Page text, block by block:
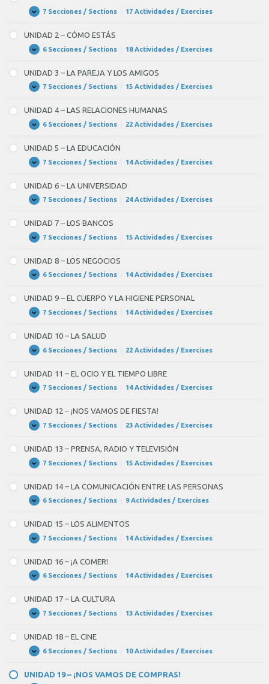
Expandir
UNIDAD
–
CÓMO
ERES
7 Secciones / Sections 17 Actividades / Exercises
UNIDAD 2 – CÓMO ESTÁS
Expandir
UNIDAD
–
CÓMO
ESTÁS
6 Secciones / Sections 18 Actividades / Exercises
UNIDAD 3 – LA PAREJA Y LOS AMIGOS
Expandir
UNIDAD
–
LA
PAREJA
Y
AMIGOS
7 Secciones / Sections 15 Actividades / Exercises
UNIDAD 4 – LAS RELACIONES HUMANAS
Expandir
UNIDAD
–
LAS
RELACIONES
HUMANAS
6 Secciones / Sections 22 Actividades / Exercises
UNIDAD 5 – LA EDUCACIÓN
Expandir
UNIDAD
–
LA
EDUCACIÓN
7 Secciones / Sections 14 Actividades / Exercises
UNIDAD 6 – LA UNIVERSIDAD
Expandir
UNIDAD
–
LA
UNIVERSIDAD
7 Secciones / Sections 24 Actividades / Exercises
UNIDAD 7 – LOS BANCOS
Expandir
UNIDAD
–
LOS
BANCOS
7 Secciones / Sections 15 Actividades / Exercises
UNIDAD 8 – LOS NEGOCIOS
Expandir
UNIDAD
–
LOS
NEGOCIOS
6 Secciones / Sections 14 Actividades / Exercises
UNIDAD 9 – EL CUERPO Y LA HIGIENE PERSONAL
Expandir
UNIDAD
–
EL
CUERPO
Y
HIGIENE
PERSONAL
7 Secciones / Sections 14 Actividades / Exercises
UNIDAD 10 – LA SALUD
Expandir
UNIDAD
–
LA
SALUD
6 Secciones / Sections 22 Actividades / Exercises
UNIDAD 11 – EL OCIO Y EL TIEMPO LIBRE
Expandir
UNIDAD
–
EL
OCIO
Y
TIEMPO
LIBRE
7 Secciones / Sections 14 Actividades / Exercises
UNIDAD 12 – ¡NOS VAMOS DE FIESTA!
Expandir
UNIDAD
–
¡NOS
VAMOS
DE
7 Secciones / Sections 23 Actividades / Exercises
UNIDAD 13 – PRENSA, RADIO Y TELEVISIÓN
Expandir
UNIDAD
–
PRENSA,
RADIO
Y
7 Secciones / Sections 15 Actividades / Exercises
UNIDAD 14 – LA COMUNICACIÓN ENTRE LAS PERSONAS
Expandir
UNIDAD
–
LA
COMUNICACIÓN
ENTRE
PERSONAS
6 Secciones / Sections 9 Actividades / Exercises
UNIDAD 15 – LOS ALIMENTOS
Expandir
UNIDAD
–
LOS
ALIMENTOS
7 Secciones / Sections 14 Actividades / Exercises
UNIDAD 16 – ¡A COMER!
Expandir
UNIDAD
–
¡A
COMER!
6 Secciones / Sections 14 Actividades / Exercises
UNIDAD 17 – LA CULTURA
Expandir
UNIDAD
–
LA
CULTURA
7 Secciones / Sections 13 Actividades / Exercises
UNIDAD 18 – EL CINE
Expandir
UNIDAD
–
EL
6 Secciones / Sections 10 Actividades / Exercises
UNIDAD 19 – ¡NOS VAMOS DE COMPRAS!